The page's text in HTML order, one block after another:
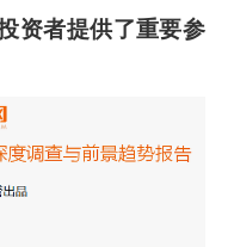
资者提供了重要参